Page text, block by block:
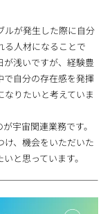
ルが発生した際に自分
る人材になることで
浅いですが、経験豊
で自分の存在感を発揮
りたいと考えていま
宇宙関連業務です。
、機会をいただいた
と思っています。